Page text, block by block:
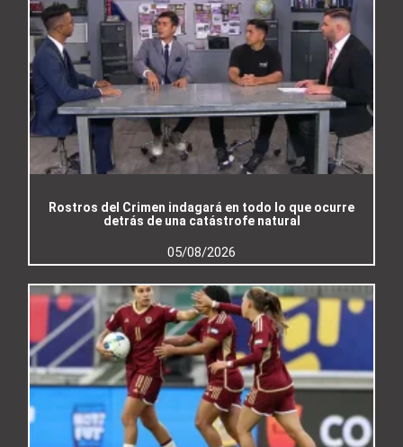
Rostros del Crimen indagará en todo lo que ocurre
detrás de una catástrofe natural
05/08/2026